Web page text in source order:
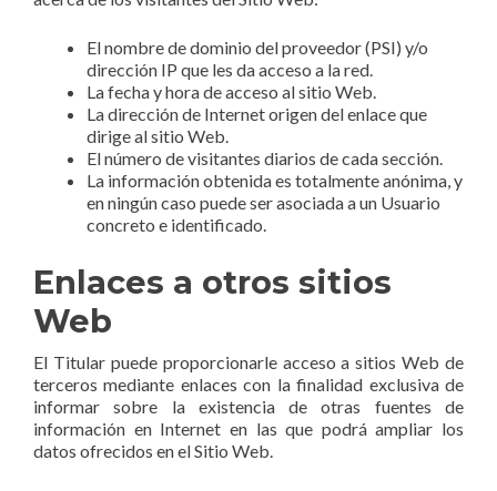
El nombre de dominio del proveedor (PSI) y/o
dirección IP que les da acceso a la red.
La fecha y hora de acceso al sitio Web.
La dirección de Internet origen del enlace que
dirige al sitio Web.
El número de visitantes diarios de cada sección.
La información obtenida es totalmente anónima, y
en ningún caso puede ser asociada a un Usuario
concreto e identificado.
Enlaces a otros sitios
Web
El Titular puede proporcionarle acceso a sitios Web de
terceros mediante enlaces con la finalidad exclusiva de
informar sobre la existencia de otras fuentes de
información en Internet en las que podrá ampliar los
datos ofrecidos en el Sitio Web.